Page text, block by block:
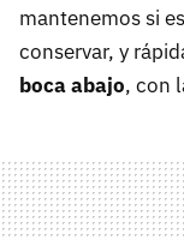
mantenemos si
conservar, y
boca abajo, con